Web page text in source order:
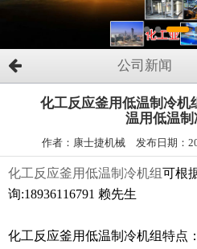
公司新闻
化工反应釜用低温制冷机
温用低温
作者：康士捷机械 发布日期：
化工反应釜用低温制冷机组可根
询:18936116791 赖先生
化工反应釜用低温制冷机组特点：